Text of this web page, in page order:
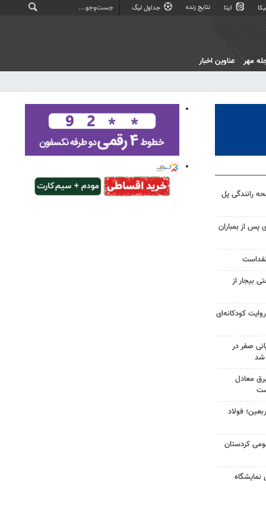
ایتا نتایج زنده جداول لیگ
مهر عناوین اخبار
رانندگی پل
پس از بمباران
بیجار از
کودکانه‌ای
صفر در
شد
برق معادل
فولاد
کردستان
نمایشگاه